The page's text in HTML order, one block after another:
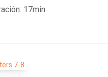
17min